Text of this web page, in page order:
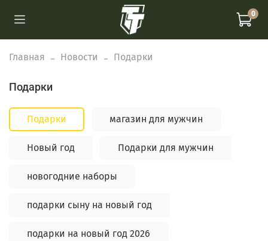
0
Главная Новости Подарки
Подарки
Подарки магазин для мужчин
Новый год Подарки для мужчин
новогодние наборы
подарки сыну на новый год
подарки на новый год 2026